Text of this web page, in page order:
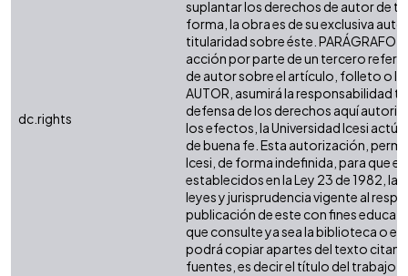
dc.rights
suplantar los derechos de autor de
forma, la obra es de su exclusiva
titularidad sobre éste. PARÁGRAFO:
acción por parte de un tercero
de autor sobre el artículo, folleto o
AUTOR, asumirá la responsabilidad
defensa de los derechos aquí
los efectos, la Universidad Icesi
de buena fe. Esta autorización,
Icesi, de forma indefinida, para que
establecidos en la Ley 23 de 1982, la
leyes y jurisprudencia vigente al
publicación de este con fines
que consulte ya sea la biblioteca o
podrá copiar apartes del texto
fuentes, es decir el título del trabajo y